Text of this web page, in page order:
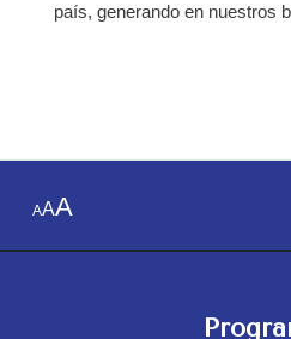
país, generando en nuestros
AAA